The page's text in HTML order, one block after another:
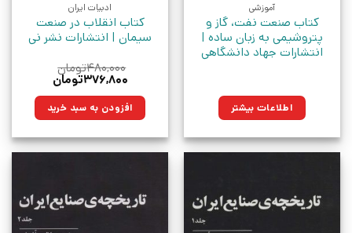
آموزشی
کتاب صنعت نفت، گاز و
پتروشیمی به زبان ساده |
انتشارات جهاد دانشگاهی
اطلاعات بیشتر
ادبیات ایران
کتاب انقلاب در صنعت
سیمان | انتشارات نشر نی
۴۸۰,۰۰۰تومان
قیمت
۴۸۰,۰۰۰تومان
بود.
۳۷۶,۸۰۰تومان
۳۷۶,۸۰۰تومان.افزودن به سبد خرید